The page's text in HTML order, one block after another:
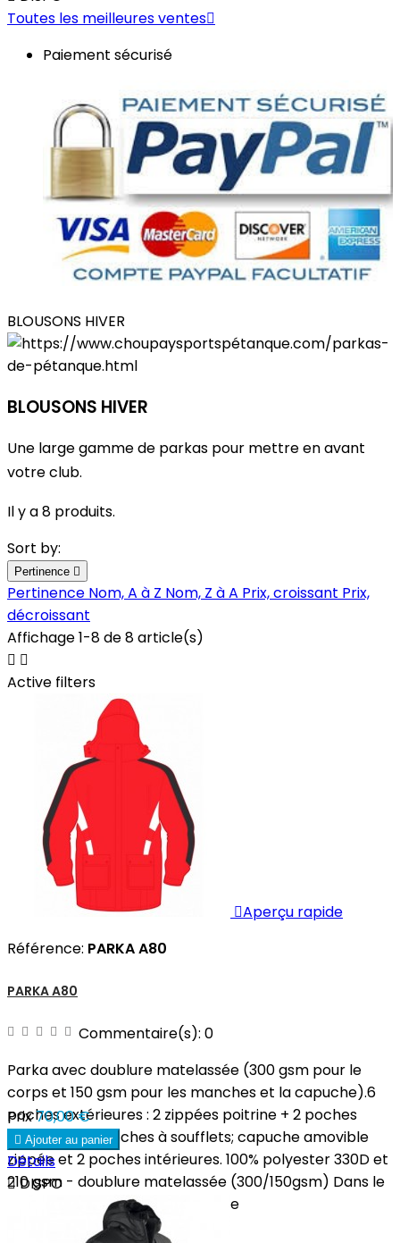
Toutes les meilleures ventes
Paiement sécurisé
BLOUSONS HIVER
BLOUSONS HIVER
Une large gamme de parkas pour mettre en avant
votre club.
Il y a 8 produits.
Sort by:
Pertinence 
Pertinence Nom, A à Z Nom, Z à A Prix, croissant Prix,
décroissant
Affichage 1-8 de 8 article(s)
 
Active filters
Aperçu rapide
Référence: PARKA A80
PARKA A80
Commentaire(s): 0
Parka avec doublure matelassée (300 gsm pour le
corps et 150 gsm pour les manches et la capuche).6
poches extérieures : 2 zippées poitrine + 2 poches
italiennes + 2 poches à soufflets; capuche amovible
zippée et 2 poches intérieures. 100% polyester 330D et
210 gsm - doublure matelassée (300/150gsm) Dans le
prix une broderie cœur comprise
Prix70,00 €
 Ajouter au panier
Détails
DISPO